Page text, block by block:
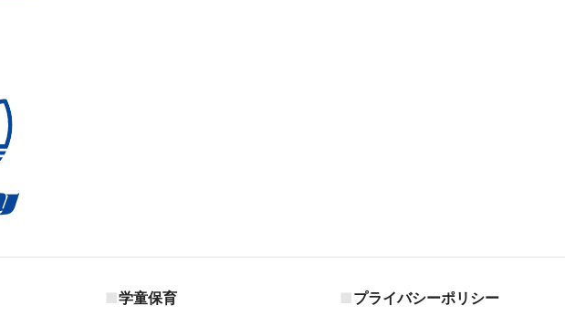
学童保育
プライバシーポリシー